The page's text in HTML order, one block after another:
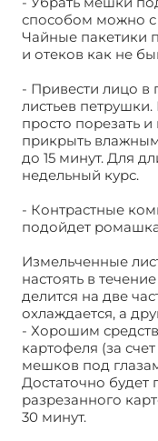
способом можно
Чайные пакетики
и отеков как не
- Привести лицо в
листьев
просто порезать
прикрыть
до 15 минут. Для
недельный курс.
- Контрастные
подойдет
Измельченные
настоять в
делится на две
охлаждается, а
- Хорошим
картофеля (за
мешков под
Достаточно
разрезанного
30 минут.